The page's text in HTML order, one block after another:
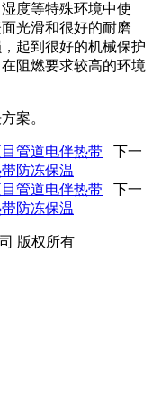
度等特殊环境中使
光滑和很好的耐磨
起到很好的机械保护
阻燃要求较高的环境
案。
管道电伴热带 下一
防冻保温
管道电伴热带 下一
防冻保温
版权所有